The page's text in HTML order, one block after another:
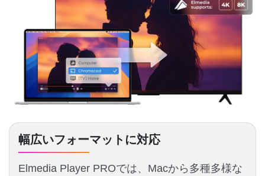
幅広いフォーマットに対応
Elmedia Player PROでは、Macから多種多様な